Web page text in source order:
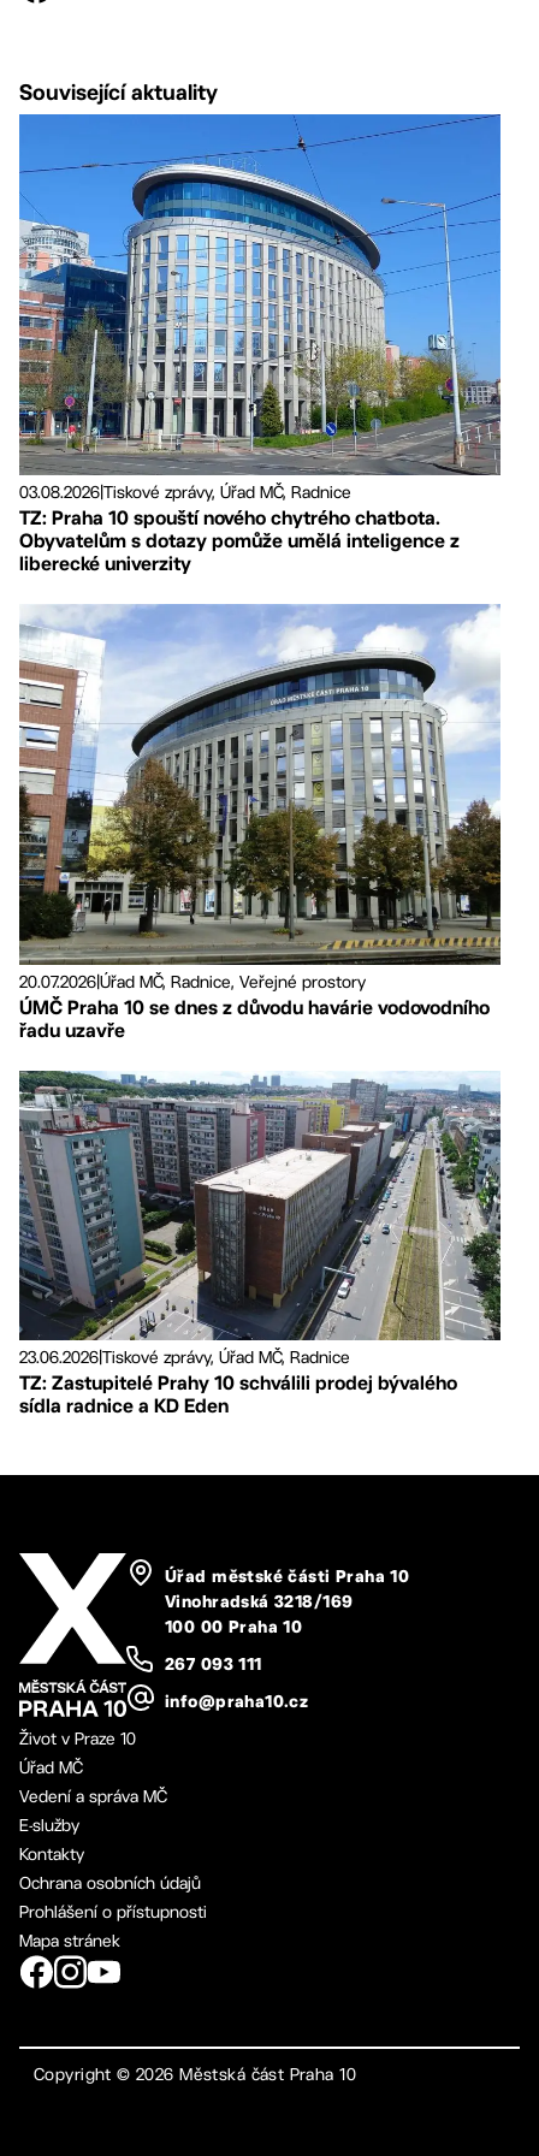
Související aktuality
03.08.2026Tiskové zprávy, Úřad MČ, Radnice
TZ: Praha 10 spouští nového chytrého chatbota.
Obyvatelům s dotazy pomůže umělá inteligence z
liberecké univerzity
20.07.2026Úřad MČ, Radnice, Veřejné prostory
ÚMČ Praha 10 se dnes z důvodu havárie vodovodního
řadu uzavře
23.06.2026Tiskové zprávy, Úřad MČ, Radnice
TZ: Zastupitelé Prahy 10 schválili prodej bývalého
sídla radnice a KD Eden
Úřad městské části Praha 10
Vinohradská 3218/169
100 00 Praha 10
267 093 111
info@praha10.cz
Život v Praze 10
Úřad MČ
Vedení a správa MČ
E-služby
Kontakty
Ochrana osobních údajů
Prohlášení o přístupnosti
Mapa stránek
Copyright ©2026 Městská část Praha 10